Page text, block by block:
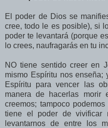
El poder de Dios se
cree, todo le es posible), si
poder te levantará (porque
lo crees, naufragarás en tu
NO tiene sentido creer en
mismo Espíritu nos
Espíritu para vencer las
manera de hacerlas
creemos; tampoco
tiene el poder de vivificar
levantarnos de entre los